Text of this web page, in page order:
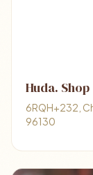
Huda. Shop
6RQH+232,
96130